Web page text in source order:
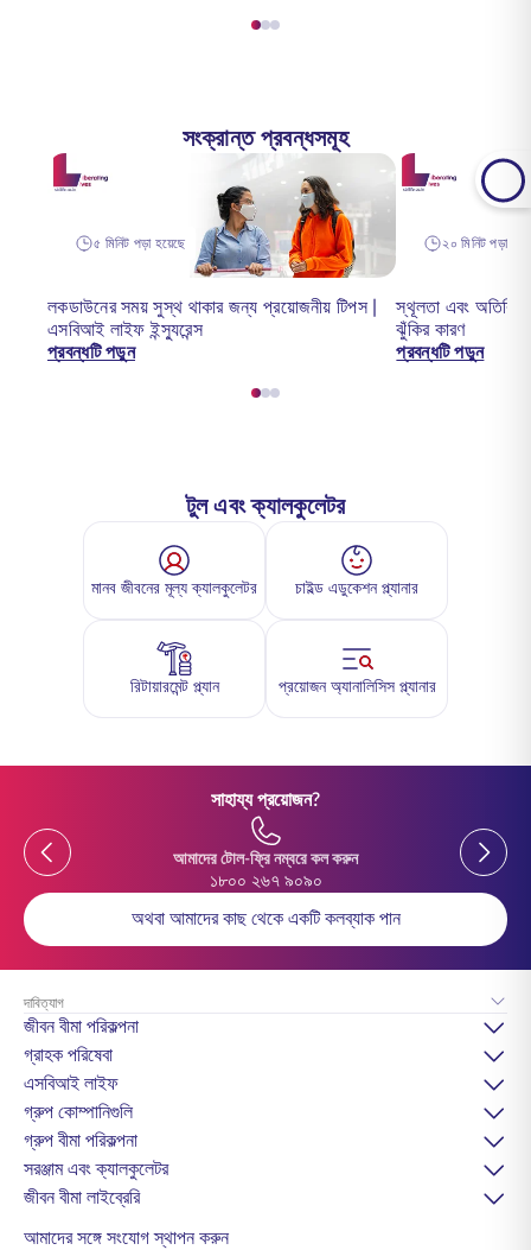
সংক্রান্ত প্রবন্ধসমূহ
৫ মিনিট পড়া হয়েছে
লকডাউনের সময় সুস্থ থাকার জন্য প্রয়োজনীয় টিপস |
এসবিআই লাইফ ইন্স্যুরেন্স
প্রবন্ধটি পড়ুন
২০ মিনিট পড়া
স্থূলতা এবং
ঝুঁকির কারণ
প্রবন্ধটি পড়ুন
টুল এবং ক্যালকুলেটর
মানব জীবনের মূল্য ক্যালকুলেটর চাইল্ড এডুকেশন প্ল্যানার
রিটায়ারমেন্ট প্ল্যান প্রয়োজন অ্যানালিসিস প্ল্যানার
সাহায্য প্রয়োজন?
Previous
আমাদের টোল-ফ্রি নম্বরে কল করুন
১৮০০ ২৬৭ ৯০৯০
Previous
অথবা আমাদের কাছ থেকে একটি কলব্যাক পান
দাবিত্যাগ
জীবন বীমা পরিকল্পনা
গ্রাহক পরিষেবা
এসবিআই লাইফ
গ্রুপ কোম্পানিগুলি
গ্রুপ বীমা পরিকল্পনা
সরঞ্জাম এবং ক্যালকুলেটর
জীবন বীমা লাইব্রেরি
আমাদের সঙ্গে সংযোগ স্থাপন করুন